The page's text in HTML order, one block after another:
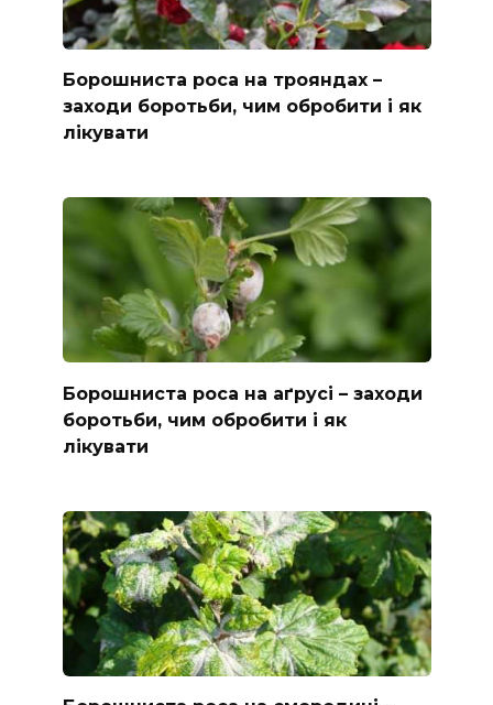
Борошниста роса на трояндах –
заходи боротьби, чим обробити і як
лікувати
Борошниста роса на аґрусі – заходи
боротьби, чим обробити і як
лікувати